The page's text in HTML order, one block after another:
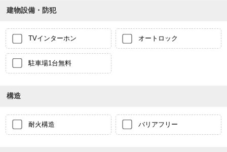
建物設備・防犯
TVインターホン オートロック
駐車場1台無料
構造
耐火構造 バリアフリー